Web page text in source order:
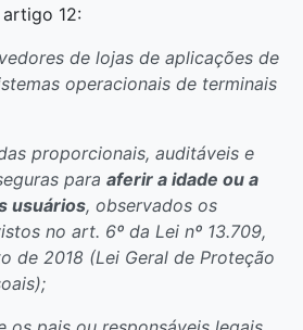
12:
de lojas de aplicações de
operacionais de terminais
proporcionais, auditáveis e
para aferir a idade ou a
usuários, observados os
no art. 6º da Lei nº 13.709,
de 2018 (Lei Geral de Proteção